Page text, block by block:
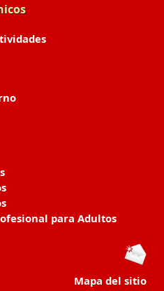
para Adultos
Mapa del sitio